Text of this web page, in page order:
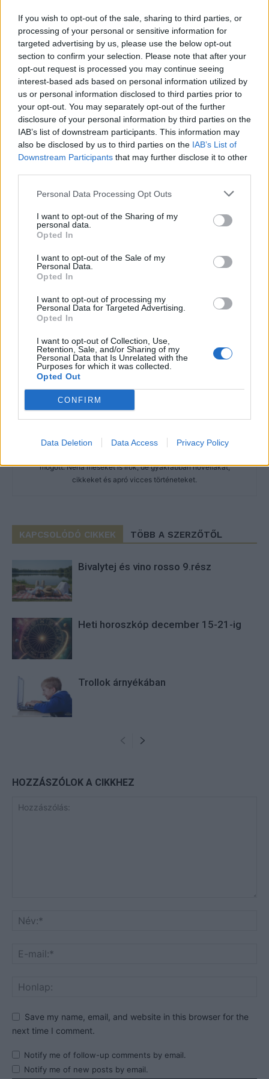
If you wish to opt-out of the sale, sharing to third parties, or
processing of your personal or sensitive information for
targeted advertising by us, please use the below opt-out
section to confirm your selection. Please note that after your
opt-out request is processed you may continue seeing
interest-based ads based on personal information utilized by
us or personal information disclosed to third parties prior to
your opt-out. You may separately opt-out of the further
disclosure of your personal information by third parties on the
IAB’s list of downstream participants. This information may
also be disclosed by us to third parties on the IAB’s List of
Downstream Participants that may further disclose it to other
Personal Data Processing Opt Outs
I want to opt-out of the Sharing of my
personal data.
Opted In
I want to opt-out of the Sale of my
Personal Data.
Opted In
I want to opt-out of processing my
Personal Data for Targeted Advertising.
Opted In
I want to opt-out of Collection, Use,
Retention, Sale, and/or Sharing of my
Personal Data that Is Unrelated with the
Purposes for which it was collected.
Opted Out
CONFIRM
Data Deletion Data Access Privacy Policy
miközben befutott az én bankban veszteglő anyukám.
Fura véletlenek lám, nálunk is előfordulnak, nemcsak
Hollywoodban, mert hát esni itt is lehet bárhonnan,
bármikor.
fotó: Pinterest
Imre Hilda
szabadidőmben írok. Szeretek belesni a hétköznapok függönye
mögött. Néha meséket is írok, de gyakrabban novellákat,
cikkeket és apró vicces történeteket.
KAPCSOLÓDÓ CIKKEK TÖBB A SZERZŐTŐL
Bivalytej és vino rosso 9.rész
Heti horoszkóp december 15-21-ig
Trollok árnyékában
HOZZÁSZÓLOK A CIKKHEZ
Save my name, email, and website in this browser for the
next time I comment.
Notify me of follow-up comments by email.
Notify me of new posts by email.